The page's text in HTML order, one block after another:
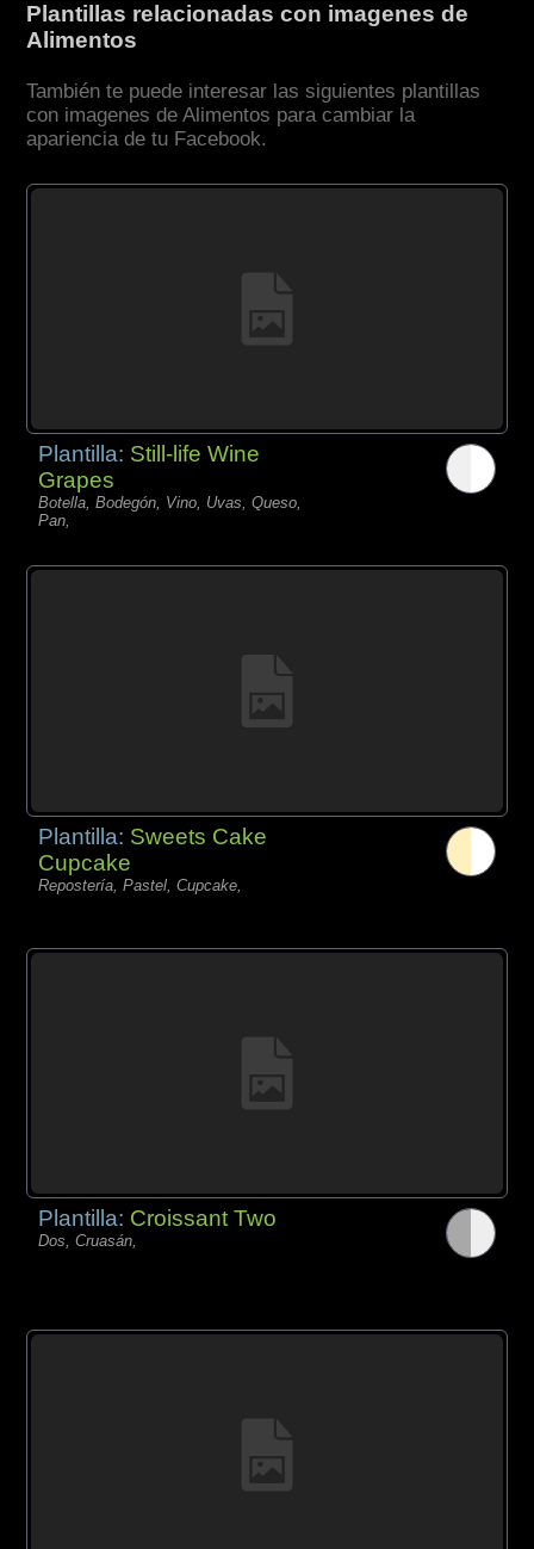
Plantillas relacionadas con imagenes de
Alimentos
También te puede interesar las siguientes plantillas
con imagenes de Alimentos para cambiar la
apariencia de tu Facebook.
Plantilla: Still-life Wine
Grapes
Botella, Bodegón, Vino, Uvas, Queso,
Pan,
Plantilla: Sweets Cake
Cupcake
Repostería, Pastel, Cupcake,
Plantilla: Croissant Two
Dos, Cruasán,